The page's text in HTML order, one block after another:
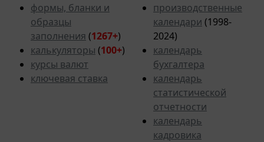
формы, бланки и
образцы
заполнения (1267+)
калькуляторы (100+)
курсы валют
ключевая ставка
производственные
календари (1998-
2024)
календарь
бухгалтера
календарь
статистической
отчетности
календарь
кадровика